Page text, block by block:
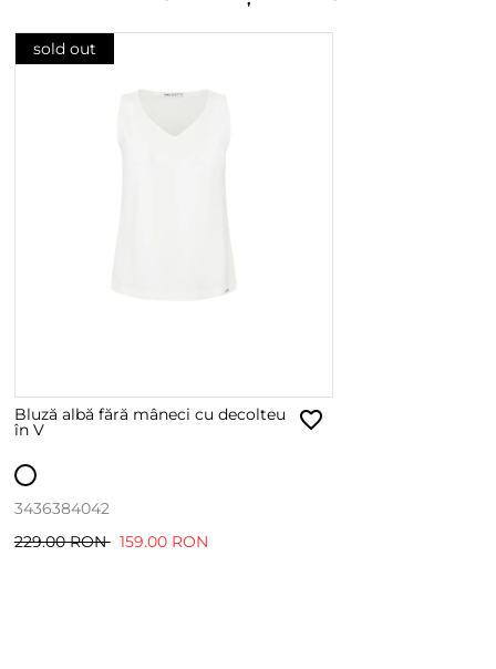
sold out
Bluză albă fără mâneci cu decolteu
în V
3436384042
229.00 RON 159.00 RON